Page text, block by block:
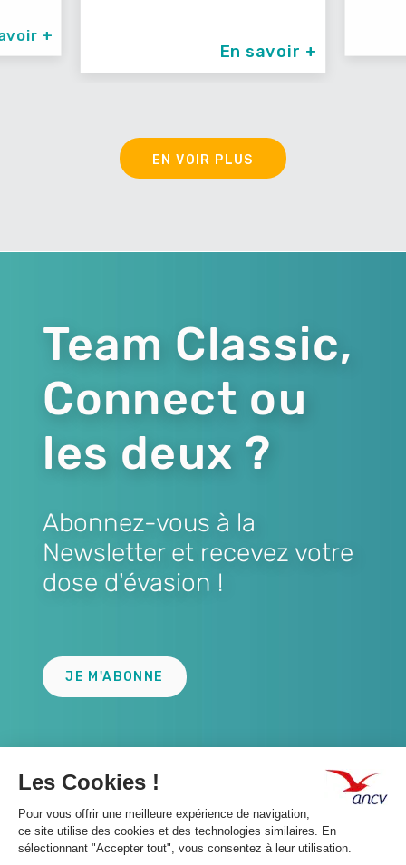
+
En savoir +
EN VOIR PLUS
Team Classic,
Connect ou
les deux ?
Abonnez-vous à la
Newsletter et recevez votre
dose d'évasion !
JE M'ABONNE